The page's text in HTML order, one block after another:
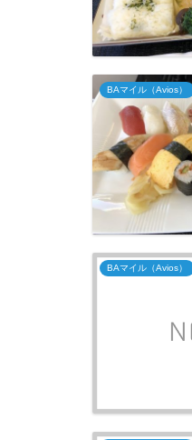
BAマイル（Avios）
BAマイル（Avios）